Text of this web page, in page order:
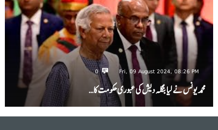
Fri, 09 August 2024, 08:26 PM
0
محمد یونس نے لیا بنگلہ دیش کی عبوری حکومت کا…